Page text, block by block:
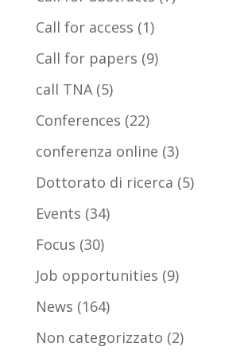
Call for access (1)
Call for papers (9)
call TNA(5)
Conferences (22)
conferenza online (3)
Dottorato di ricerca (5)
Events (34)
Focus (30)
Job opportunities (9)
News (164)
Non categorizzato (2)